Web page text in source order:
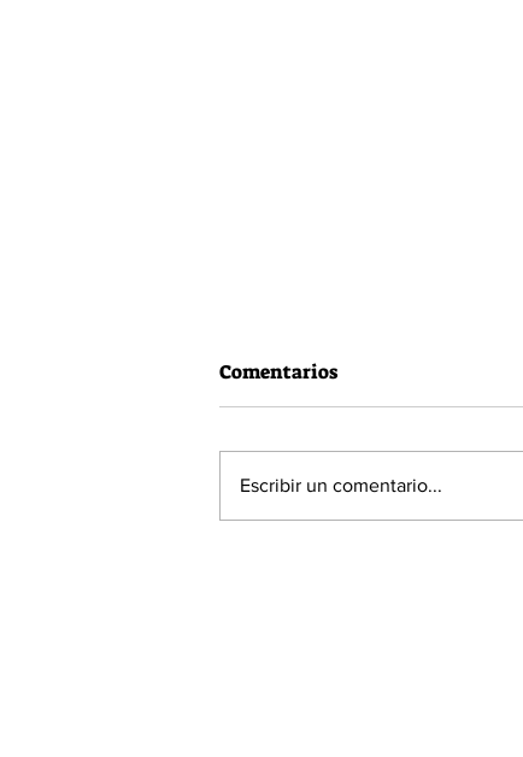
Comentarios
Escribir un comentario...